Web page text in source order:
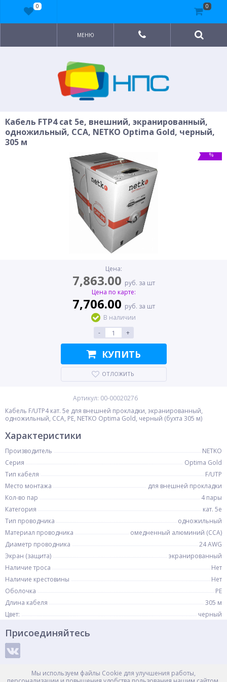
МЕНЮ
Кабель FTP4 cat 5e, внешний, экранированный,
одножильный, CCA, NETKO Optima Gold, черный,
305 м
%
Цена:
7,863.00 руб. за шт
Цена по карте:
7,706.00 руб. за шт
В наличии
-
+
КУПИТЬ
ОТЛОЖИТЬ
Артикул: 00-00020276
Кабель F/UTP4 кат. 5e для внешней прокладки, экранированный,
одножильный, CCA, PE, NETKO Optima Gold, черный (бухта 305 м)
Характеристики
Производитель
NETKO
Серия
Optima Gold
Тип кабеля
F/UTP
Место монтажа
для внешней прокладки
Кол-во пар
4 пары
Категория
кат. 5e
Тип проводника
одножильный
Материал проводника
омедненный алюминий (CCA)
Диаметр проводника
24 AWG
Экран (защита)
экранированный
Наличие троса
Нет
Наличие крестовины
Нет
Оболочка
PE
Длина кабеля
305 м
Цвет:
черный
Мы используем файлы Cookie для улучшения работы,
Присоединяйтесь
Способы оплаты
0 0